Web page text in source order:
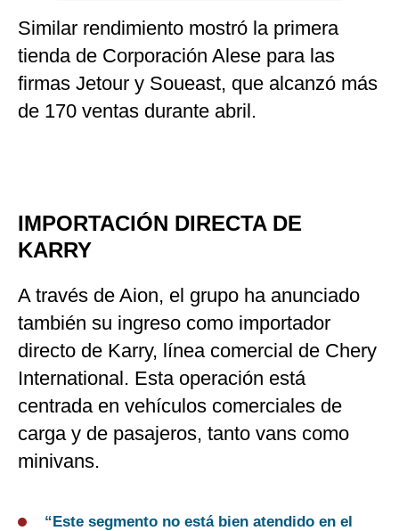
Similar rendimiento mostró la primera
tienda de Corporación Alese para las
firmas Jetour y Soueast, que alcanzó más
de 170 ventas durante abril.
IMPORTACIÓN DIRECTA DE
KARRY
A través de Aion, el grupo ha anunciado
también su ingreso como importador
directo de Karry, línea comercial de Chery
International. Esta operación está
centrada en vehículos comerciales de
carga y de pasajeros, tanto vans como
minivans.
“Este segmento no está bien atendido en el